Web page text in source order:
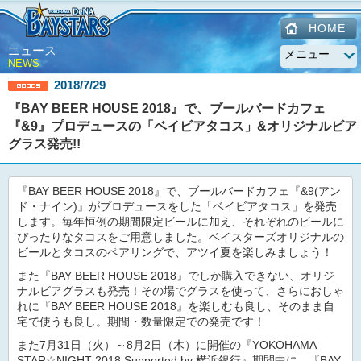
HOME
ニュース
NEWS
2018/7/29
『BAY BEER HOUSE 2018』で、ブールバードカフェ
『&9』プロデュースの「ベイビアタコス」&オリジナルビア
グラス発売!!
『BAY BEER HOUSE 2018』で、ブールバードカフェ『&9(アン
ド・ナイン)』がプロデュースをした「ベイビアタコス」を発売
します。毎年恒例の期間限定ビールに加え、それぞれのビールに
ぴったりなタコスをご用意しました。ベイスターズオリジナルの
ビールとタコスのペアリングで、アツイ夏を楽しみましょう！
また『BAY BEER HOUSE 2018』でしか購入できない、オリジ
ナルビアグラスも発売！その場でグラスを使って、さらにおしゃ
れに『BAY BEER HOUSE 2018』を楽しむも良し、そのまま自
宅で使うも良し。期間・数量限定での発売です！
また7月31日（火）～8月2日（木）に開催の『YOKOHAMA